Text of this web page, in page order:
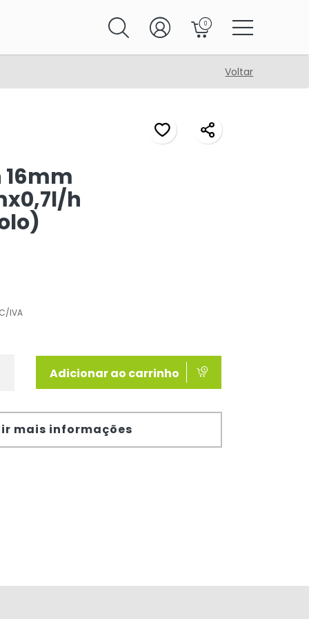
0
Voltar
16mm
h
C/IVA
Adicionar ao carrinho
mais informações